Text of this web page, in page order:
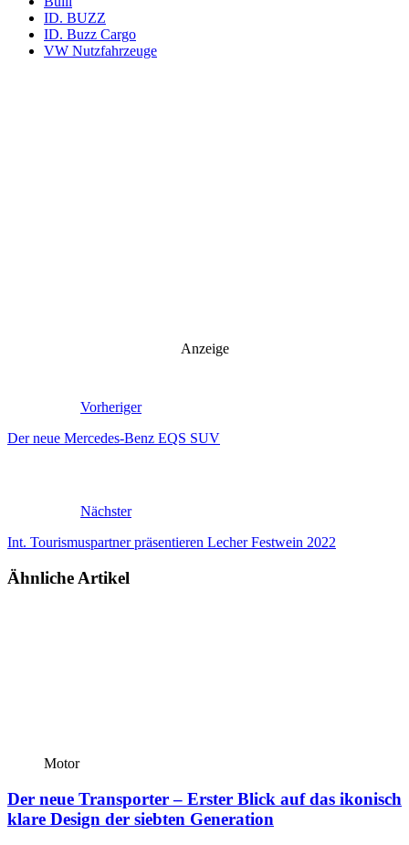
ID. BUZZ
ID. Buzz Cargo
VW Nutzfahrzeuge
Anzeige
Vorheriger
Der neue Mercedes-Benz EQS SUV
Nächster
Int. Tourismuspartner präsentieren Lecher Festwein 2022
Ähnliche Artikel
Motor
Der neue Transporter – Erster Blick auf das ikonisch
klare Design der siebten Generation